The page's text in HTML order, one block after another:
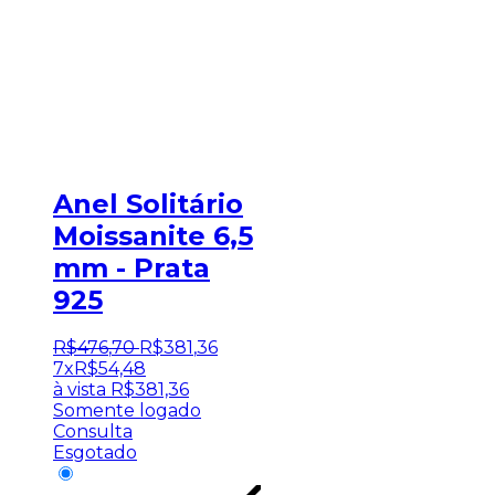
Anel Solitário
Moissanite 6,5
mm - Prata
925
R$476,70 R$381 ,36
7x R$54,48
à vista R$381,36
Somente logado
Consulta
Esgotado